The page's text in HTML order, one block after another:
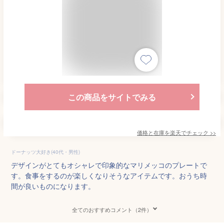
この商品をサイトでみる
価格と在庫を楽天でチェック >>
ドーナッツ大好き(40代・男性)
デザインがとてもオシャレで印象的なマリメッコのプレートで
す。食事をするのが楽しくなりそうなアイテムです。おうち時
間が良いものになります。
全てのおすすめコメント（2件）